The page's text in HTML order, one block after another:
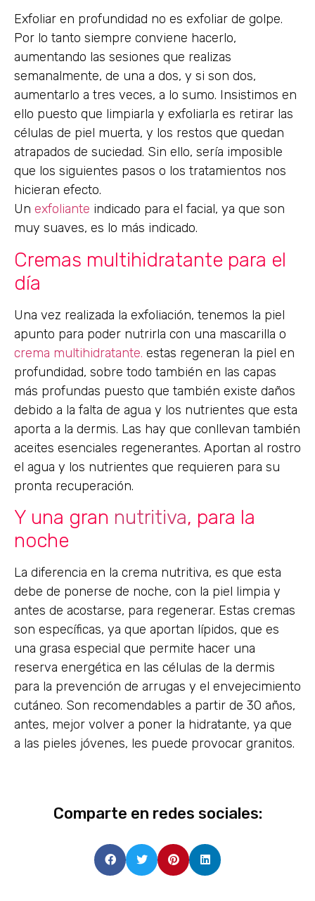
Exfoliar en profundidad no es exfoliar de golpe.
Por lo tanto siempre conviene hacerlo,
aumentando las sesiones que realizas
semanalmente, de una a dos, y si son dos,
aumentarlo a tres veces, a lo sumo. Insistimos en
ello puesto que limpiarla y exfoliarla es retirar las
células de piel muerta, y los restos que quedan
atrapados de suciedad. Sin ello, sería imposible
que los siguientes pasos o los tratamientos nos
hicieran efecto.
Un exfoliante indicado para el facial, ya que son
muy suaves, es lo más indicado.
Cremas multihidratante para el
día
Una vez realizada la exfoliación, tenemos la piel
apunto para poder nutrirla con una mascarilla o
crema multihidratante. estas regeneran la piel en
profundidad, sobre todo también en las capas
más profundas puesto que también existe daños
debido a la falta de agua y los nutrientes que esta
aporta a la dermis. Las hay que conllevan también
aceites esenciales regenerantes. Aportan al rostro
el agua y los nutrientes que requieren para su
pronta recuperación.
Y una gran nutritiva, para la
noche
La diferencia en la crema nutritiva, es que esta
debe de ponerse de noche, con la piel limpia y
antes de acostarse, para regenerar. Estas cremas
son específicas, ya que aportan lípidos, que es
una grasa especial que permite hacer una
reserva energética en las células de la dermis
para la prevención de arrugas y el envejecimiento
cutáneo. Son recomendables a partir de 30 años,
antes, mejor volver a poner la hidratante, ya que
a las pieles jóvenes, les puede provocar granitos.
Comparte en redes sociales: